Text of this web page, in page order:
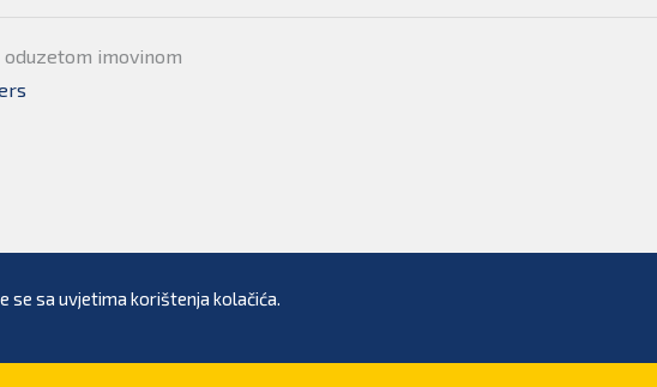
imovinom
se sa uvjetima korištenja kolačića.